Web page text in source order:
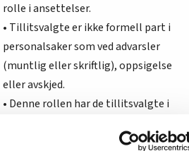
rolle i ansettelser.
• Tillitsvalgte er ikke formell part i
personalsaker som ved advarsler
(muntlig eller skriftlig), oppsigelse
eller avskjed.
• Denne rollen har de tillitsvalgte i
Tilsettingsrådet opphører i Bane